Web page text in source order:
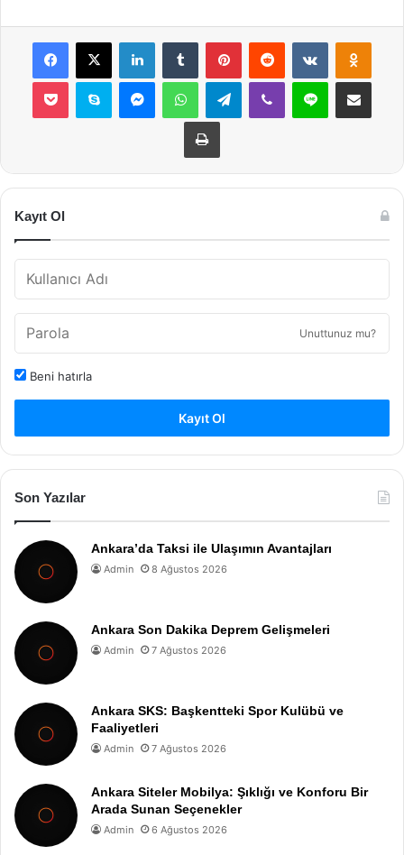
Facebook
X LinkedInTumblr PinterestReddit VKontakte
Pocket Skype MessengerWhatsAppTelegramViber Line E-Posta ile
Yazdır
Kayıt Ol
Unuttunuz mu?
Beni hatırla
Kayıt Ol
Son Yazılar
Ankara’da Taksi ile Ulaşımın Avantajları
Admin 8 Ağustos 2026
Ankara Son Dakika Deprem Gelişmeleri
Admin 7 Ağustos 2026
Ankara SKS: Başkentteki Spor Kulübü ve
Faaliyetleri
Admin 7 Ağustos 2026
Ankara Siteler Mobilya: Şıklığı ve Konforu Bir
Arada Sunan Seçenekler
Admin 6 Ağustos 2026